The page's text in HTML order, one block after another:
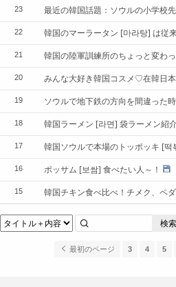
23 最近の韓国話題：ソウルの小学校
22 韓国のマーラータン [마라탕] は従
21 韓国の陸軍訓練所のちょっと変わ
20 みんな大好き韓国コスメ♡在韓日
19 ソウルで地下鉄の方向を間違った
18 韓国ラーメン [라면] 袋ラーメン紹
17 韓国ソウルで本場のトッポッキ [떡
16 ポッサム [보쌈] 食べたい人～！
15 韓国チキン食べ比べ！チメク、ペダ
検索
最初のページ 3 4 5